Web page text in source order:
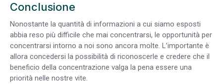
Conclusione
Nonostante la quantità di informazioni a cui siamo esposti
abbia reso più difficile che mai concentrarsi, le opportunità per
concentrarsi intorno a noi sono ancora molte. L’importante è
allora concedersi la possibilità di riconoscerle e credere che il
beneficio della concentrazione valga la pena essere una
priorità nelle nostre vite.